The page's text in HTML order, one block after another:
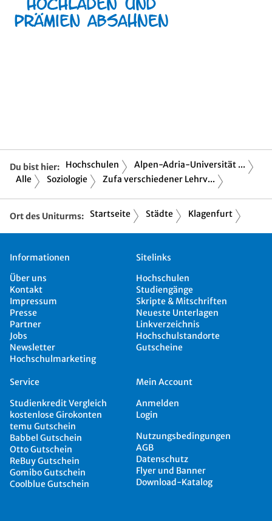
Du bist hier: Hochschulen
Alpen-Adria-Universität ...
Alle
Soziologie Zufa verschiedener Lehrv...
Ort des Uniturms: Startseite Städte Klagenfurt
Informationen
Über uns
Kontakt
Impressum
Presse
Partner
Jobs
Newsletter
Hochschulmarketing
Sitelinks
Hochschulen
Studiengänge
Skripte & Mitschriften
Neueste Unterlagen
Linkverzeichnis
Hochschulstandorte
Gutscheine
Service
Studienkredit Vergleich
kostenlose Girokonten
temu Gutschein
Babbel Gutschein
Otto Gutschein
ReBuy Gutschein
Gomibo Gutschein
Coolblue Gutschein
Mein Account
Anmelden
Login
Nutzungsbedingungen
AGB
Datenschutz
Flyer und Banner
Download-Katalog